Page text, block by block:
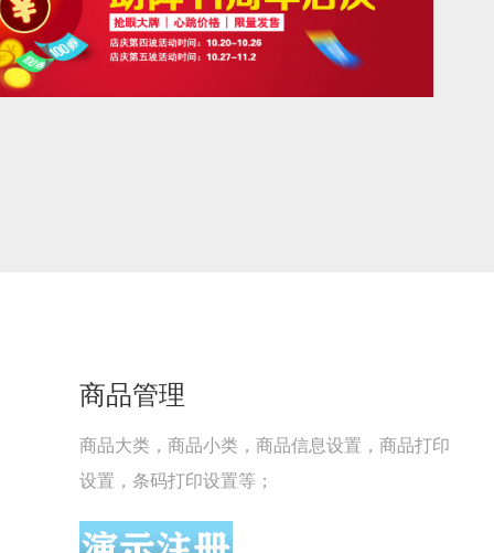
商品管理
商品大类，商品小类，商品信息设置，商品打印
设置，条码打印设置等；